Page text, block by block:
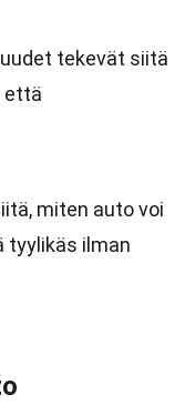
tekevät siitä
että
miten auto voi
tyylikäs ilman